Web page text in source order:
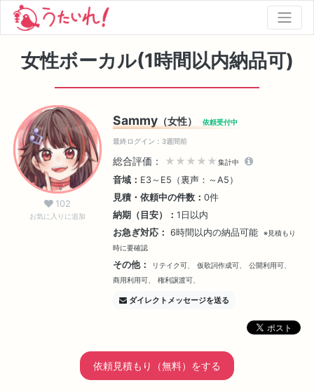
女性ボーカル(1時間以内納品可)
102
お気に入りに追加
Sammy （女性） 依頼受付中
最終ログイン：3週間前
総合評価： ★★★★★ 集計中
音域： E3～E5（裏声：～A5）
見積・依頼中の件数：0件
納期（目安）：1日以内
お急ぎ対応： 6時間以内の納品可能
※見積もり
時に要確認
その他： リテイク可、 仮歌詞作成可、
公開利用可、
商用利用可、
権利譲渡可、
ダイレクトメッセージを送る
依頼見積もり（無料）をする